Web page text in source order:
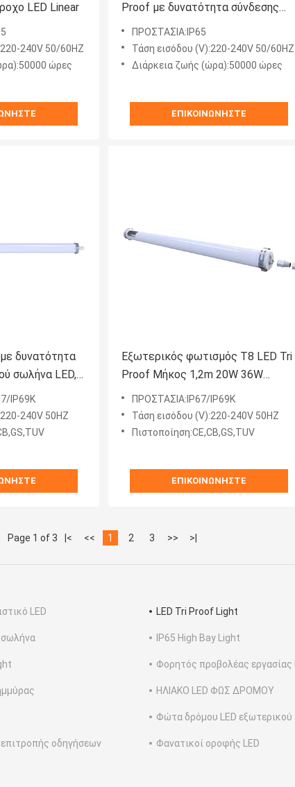
LED Linear
240V 50/60HZ
ώρες
Proof με δυνατότητα σύνδεσης
πολλαπλών χρήσεων
ΠΡΟΣΤΑΣΙΑ:IP65
Τάση εισόδου (V):220-240V 50/60HZ
Διάρκεια ζωής (ώρα):50000 ώρες
ΕΠΙΚΟΙΝΩΝΉΣΤΕ
δυνατότητα
σωλήνα LED,
IP69K
240V 50HZ
Εξωτερικός φωτισμός T8 LED Tri
Proof Μήκος 1,2m 20W 36W
Σταθερό Πρακτικό
ΠΡΟΣΤΑΣΙΑ:IP67/IP69K
Τάση εισόδου (V):220-240V 50HZ
Πιστοποίηση:CE,CB,GS,TUV
ΕΠΙΚΟΙΝΩΝΉΣΤΕ
Page 1 of 3 |< << 1 2 3 >> >|
LED LED Tri Proof Light
IP65 High Bay Light
Φορητός προβολέας εργασίας
ΗΛΙΑΚΟ LED ΦΩΣ ΔΡΟΜΟΥ
Φώτα δρόμου LED
οδηγήσεων Φανατικοί οροφής LED